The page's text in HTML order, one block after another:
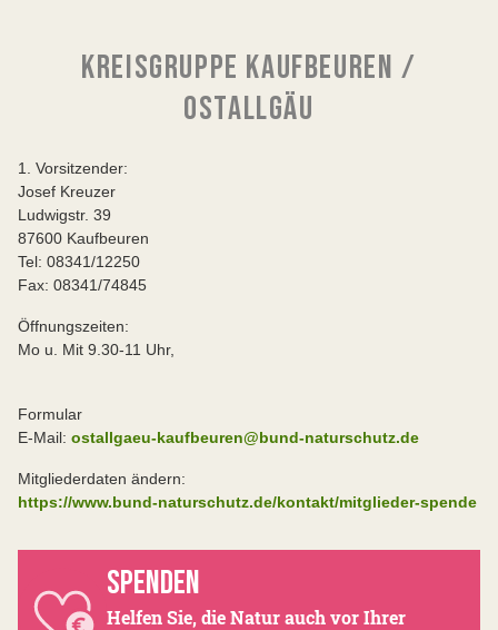
KREISGRUPPE KAUFBEUREN /
OSTALLGÄU
1. Vorsitzender:
Josef Kreuzer
Ludwigstr. 39
87600 Kaufbeuren
Tel: 08341/12250
Fax: 08341/74845
Öffnungszeiten:
Mo u. Mit 9.30-11 Uhr,
Formular
E-Mail: ostallgaeu-kaufbeuren@bund-naturschutz.de
Mitgliederdaten ändern:
https://www.bund-naturschutz.de/kontakt/mitglieder-spende
SPENDEN
Helfen Sie, die Natur auch vor Ihrer